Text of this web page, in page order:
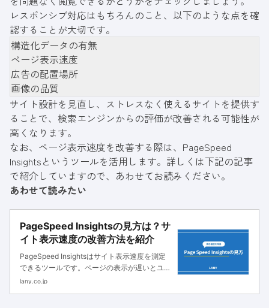
レスポンシブ対応はもちろんのこと、以下のような点を確
認することが大切です。
構造化データの有無
ページ表示速度
広告の配置場所
画像の品質
サイト設計を見直し、ストレスなく使えるサイトを提供す
ることで、検索エンジンからの評価が改善される可能性が
高くなります。
なお、ページ表示速度を改善する際は、PageSpeed
Insightsというツールを活用します。詳しくは下記の記事
で紹介していますので、あわせてお読みください。
あわせて読みたい
PageSpeed Insightsの見方は？サ
イト表示速度の改善方法を紹介
PageSpeed Insightsはサイト表示速度を測定
できるツールです。ページの表示が遅いとユー
ザー体験に影響し、間接的にSEO評価が低下し
lany.co.jp